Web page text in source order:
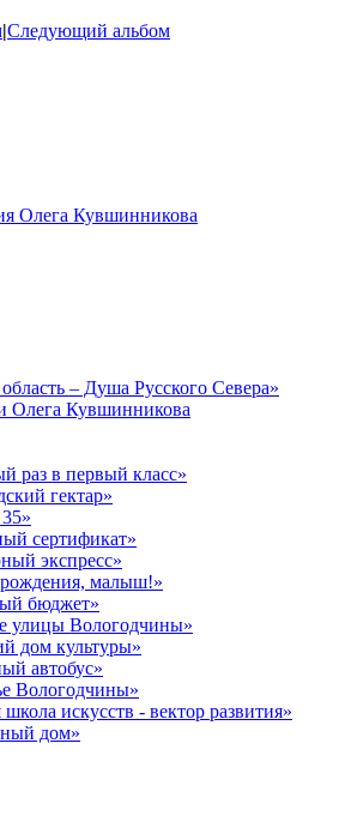
|Следующий альбом
Олега Кувшинникова
– Душа Русского Севера»
Олега Кувшинникова
раз в первый класс»
гектар»
сертификат»
экспресс»
малыш!»
бюджет»
улицы Вологодчины»
дом культуры»
автобус»
Вологодчины»
искусств - вектор развития»
дом»